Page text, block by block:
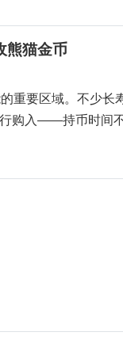
熊猫金币
重要区域。不少长
行购入——持币时间